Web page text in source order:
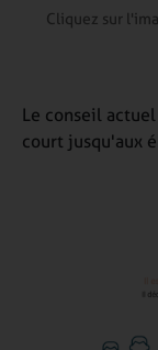
Cliquez sur
Le conseil
court jusqu'aux